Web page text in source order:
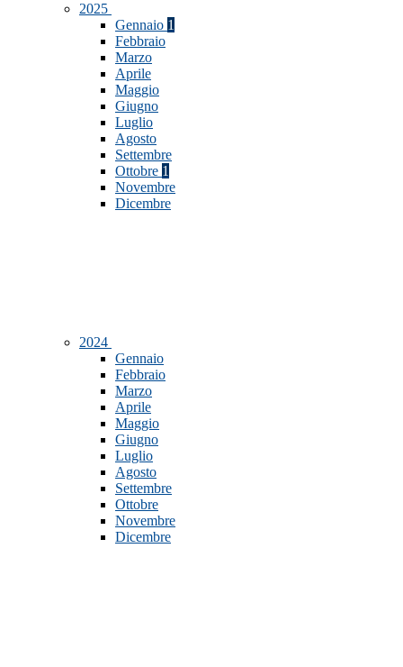
2025
Gennaio 1
Febbraio
Marzo
Aprile
Maggio
Giugno
Luglio
Agosto
Settembre
Ottobre 1
Novembre
Dicembre
2024
Gennaio
Febbraio
Marzo
Aprile
Maggio
Giugno
Luglio
Agosto
Settembre
Ottobre
Novembre
Dicembre